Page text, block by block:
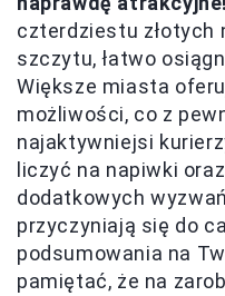
czterdziestu złotych
szczytu, łatwo
Większe miasta
możliwości, co z
najaktywniejsi
liczyć na napiwki
dodatkowych
przyczyniają się do
podsumowania na
pamiętać, że na